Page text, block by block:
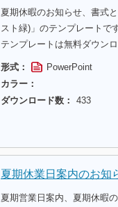
夏期休暇のお知らせ、書式
スト緑)」のテンプレートで
テンプレートは無料ダウン
形式：
PowerPoint
カラー：
ダウンロード数：
433
夏期休業日案内のお知
夏期営業日案内、夏期休暇